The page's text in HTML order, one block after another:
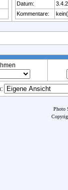
Datum:
Kommentare:
Photo